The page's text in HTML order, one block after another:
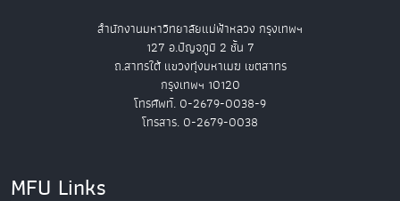
สำนักงานมหาวิทยาลัยแม่ฟ้าหลวง กรุงเทพฯ
127 อ.ปัญจภูมิ 2 ชั้น 7
ถ.สาทรใต้ แขวงทุ่งมหาเมฆ เขตสาทร
กรุงเทพฯ 10120
โทรศัพท์. 0-2679-0038-9
โทรสาร. 0-2679-0038
MFU Links